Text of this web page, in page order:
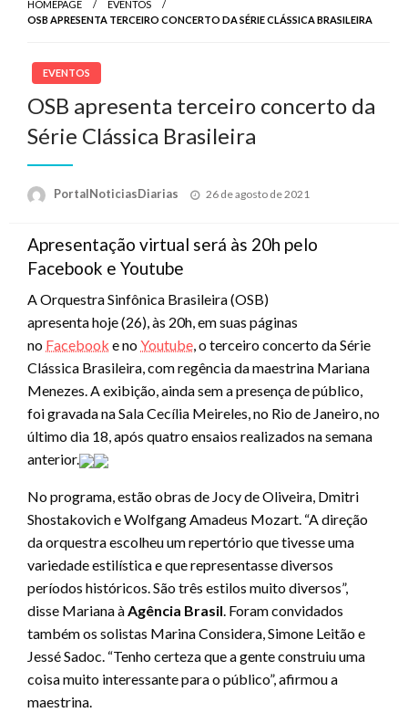
HOMEPAGE
EVENTOS
OSB APRESENTA TERCEIRO CONCERTO DA SÉRIE CLÁSSICA BRASILEIRA
EVENTOS
OSB apresenta terceiro concerto da
Série Clássica Brasileira
PortalNoticiasDiarias
Posted
26 de agosto de 2021
Apresentação virtual será às 20h pelo
Facebook e Youtube
A Orquestra Sinfônica Brasileira (OSB)
apresenta hoje (26), às 20h, em suas páginas
no Facebook e noYoutube, o terceiro concerto da Série
Clássica Brasileira, com regência da maestrina Mariana
Menezes. A exibição, ainda sem a presença de público,
foi gravada na Sala Cecília Meireles, no Rio de Janeiro, no
último dia 18, após quatro ensaios realizados na semana
anterior.
No programa, estão obras de Jocy de Oliveira, Dmitri
Shostakovich e Wolfgang Amadeus Mozart. “A direção
da orquestra escolheu um repertório que tivesse uma
variedade estilística e que representasse diversos
períodos históricos. São três estilos muito diversos”,
disse Mariana àAgência Brasil. Foram convidados
também os solistas Marina Considera, Simone Leitão e
Jessé Sadoc. “Tenho certeza que a gente construiu uma
coisa muito interessante para o público”, afirmou a
maestrina.